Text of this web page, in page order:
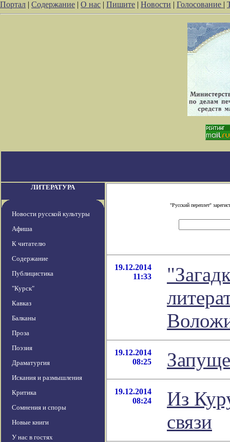
Портал | Содержание | О нас | Пишите | Новости | Голосование |
ЛИТЕРАТУРА
Новости русской культуры
Афиша
К читателю
Содержание
Публицистика
"Курск"
Кавказ
Балканы
Проза
Поэзия
Драматургия
Искания и размышления
Критика
Сомнения и споры
Новые книги
У нас в гостях
"Русский переплет"
19.12.2014
11:33
19.12.2014
08:25
19.12.2014
08:24
Из
связи